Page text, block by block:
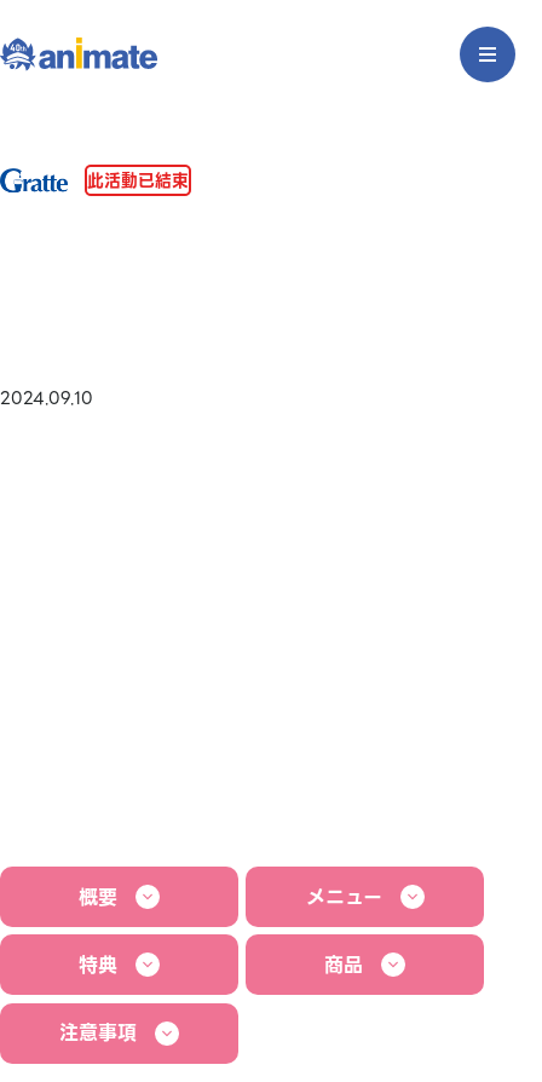
此活動已結束
2024.09.10
概要 メニュー
特典 商品
注意事項